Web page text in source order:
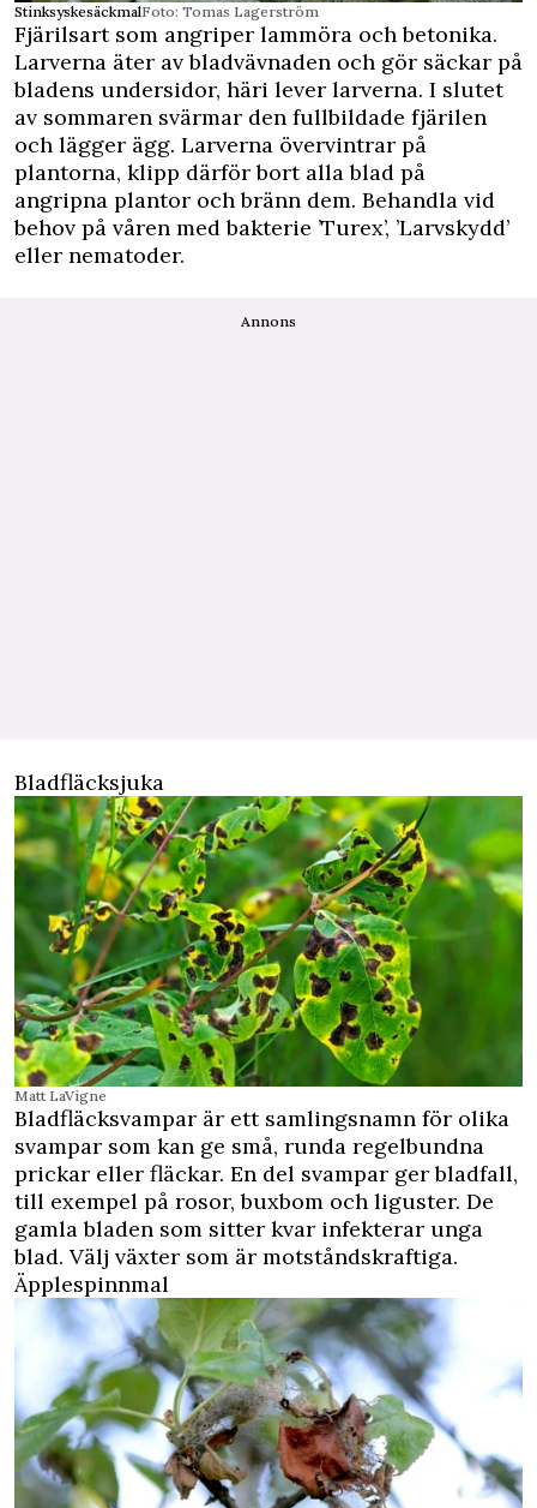
StinksyskesäckmalFoto: Tomas Lagerström
Fjärilsart som angriper lammöra och betonika.
Larverna äter av bladvävnaden och gör säckar på
bladens undersidor, häri lever larverna. I slutet
av sommaren svärmar den fullbildade fjärilen
och lägger ägg. Larverna övervintrar på
plantorna, klipp därför bort alla blad på
angripna plantor och bränn dem. Behandla vid
behov på våren med bakterie ’Turex’, ’Larvskydd’
eller nematoder.
Annons
Bladfläcksjuka
Matt LaVigne
Bladfläcksvampar är ett samlingsnamn för olika
svampar som kan ge små, runda regelbundna
prickar eller fläckar. En del svampar ger bladfall,
till exempel på rosor, buxbom och liguster. De
gamla bladen som sitter kvar infekterar unga
blad. Välj växter som är motståndskraftiga.
Äpplespinnmal